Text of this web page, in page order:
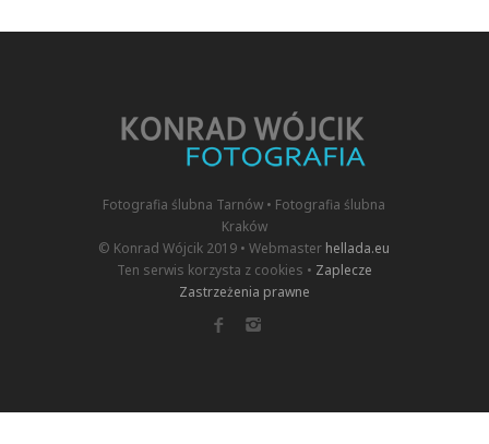
Fotografia ślubna Tarnów • Fotografia ślubna
Kraków
© Konrad Wójcik 2019 • Webmaster hellada.eu
Ten serwis korzysta z cookies • Zaplecze
Zastrzeżenia prawne